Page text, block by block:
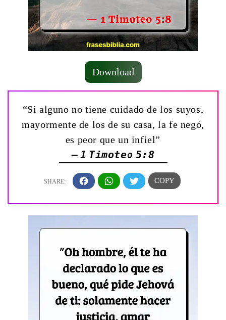
Download
“Si alguno no tiene cuidado de los suyos,
mayormente de los de su casa, la fe negó,
es peor que un infiel”
— 1 Timoteo 5:8